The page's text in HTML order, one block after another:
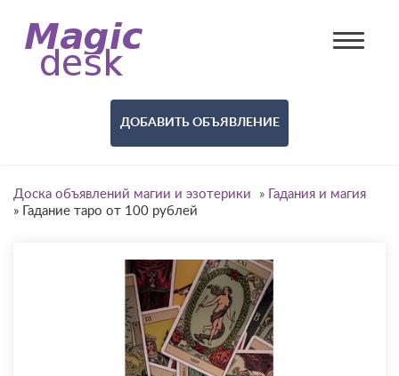
ДОБАВИТЬ ОБЪЯВЛЕНИЕ
Доска объявлений магии и эзотерики »
Гадания и магия
»
Гадание таро от 100 рублей